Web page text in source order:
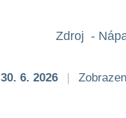
Zdroj -
30. 6. 2026 |